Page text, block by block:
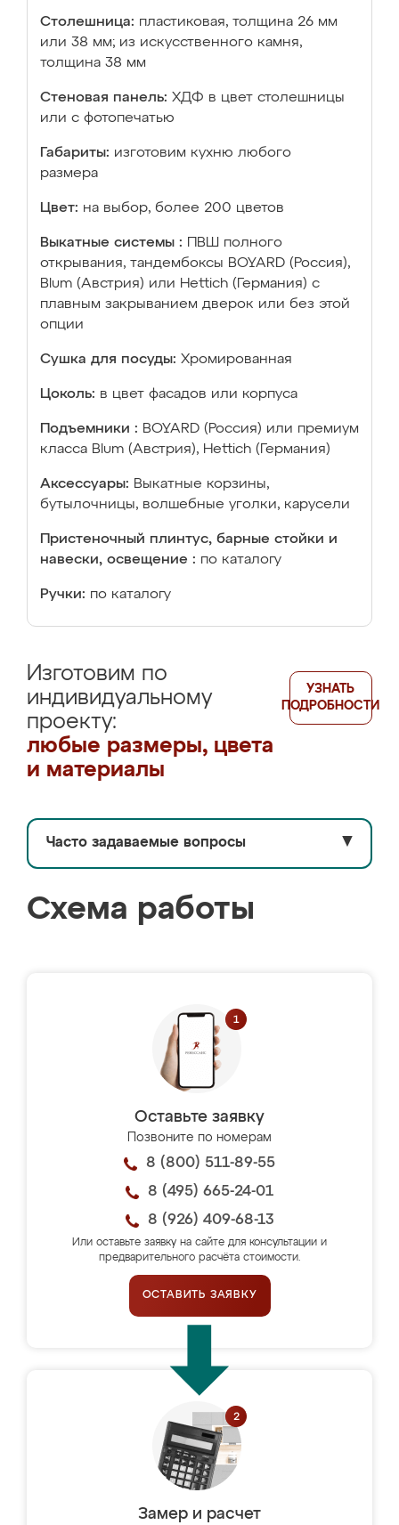
Столешница: пластиковая, толщина 26 мм
или 38 мм; из искусственного камня,
толщина 38 мм
Стеновая панель: ХДФ в цвет столешницы
или с фотопечатью
Габариты: изготовим кухню любого
размера
Цвет: на выбор, более 200 цветов
Выкатные системы :
ПВШ полного
открывания, тандембоксы BOYARD (Россия),
Blum (Австрия) или Hettich (Германия) с
плавным закрыванием дверок или без этой
опции
Сушка для посуды: Хромированная
Цоколь: в цвет фасадов или корпуса
Подъемники : BOYARD (Россия) или премиум
класса Blum (Австрия), Hettich (Германия)
Аксессуары: Выкатные корзины,
бутылочницы, волшебные уголки, карусели
Пристеночный плинтус, барные стойки и
навески, освещение : по каталогу
Ручки: по каталогу
Изготовим по
индивидуальному
проекту:
любые размеры, цвета
и материалы
УЗНАТЬ
ПОДРОБНОСТИ
Часто задаваемые вопросы ▼
Схема работы
Оставьте заявку
Позвоните по номерам
8 (800) 511-89-55
8 (495) 665-24-01
8 (926) 409-68-13
Или оставьте заявку на сайте для консультации и
предварительного расчёта стоимости.
ОСТАВИТЬ ЗАЯВКУ
Замер и расчет